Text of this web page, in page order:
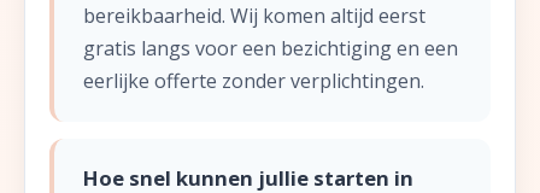
bereikbaarheid. Wij komen altijd eerst
gratis langs voor een bezichtiging en een
eerlijke offerte zonder verplichtingen.
Hoe snel kunnen jullie starten in